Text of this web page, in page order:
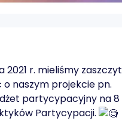
2021 r. mieliśmy zaszczyt
o naszym projekcie pn.
partycypacyjny na 8
Partycypacji.